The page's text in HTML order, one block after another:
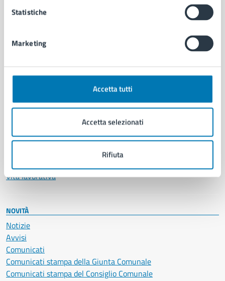
Statistiche
Marketing
Accetta tutti
Accetta selezionati
Rifiuta
Intranet, posta aziendale e protocollo
CATEGORIE DI SERVIZIO
Autorizzazioni
Documenti e certificati
Educazione e formazione
Giustizia e sicurezza pubblica
Imprese e commercio
Salute, benessere e assistenza
Vita lavorativa
NOVITÀ
Notizie
Avvisi
Comunicati
Comunicati stampa della Giunta Comunale
Comunicati stampa del Consiglio Comunale